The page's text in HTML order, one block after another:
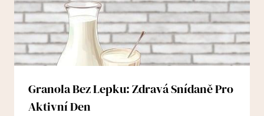
Granola Bez Lepku: Zdravá Snídaně Pro
Aktivní Den